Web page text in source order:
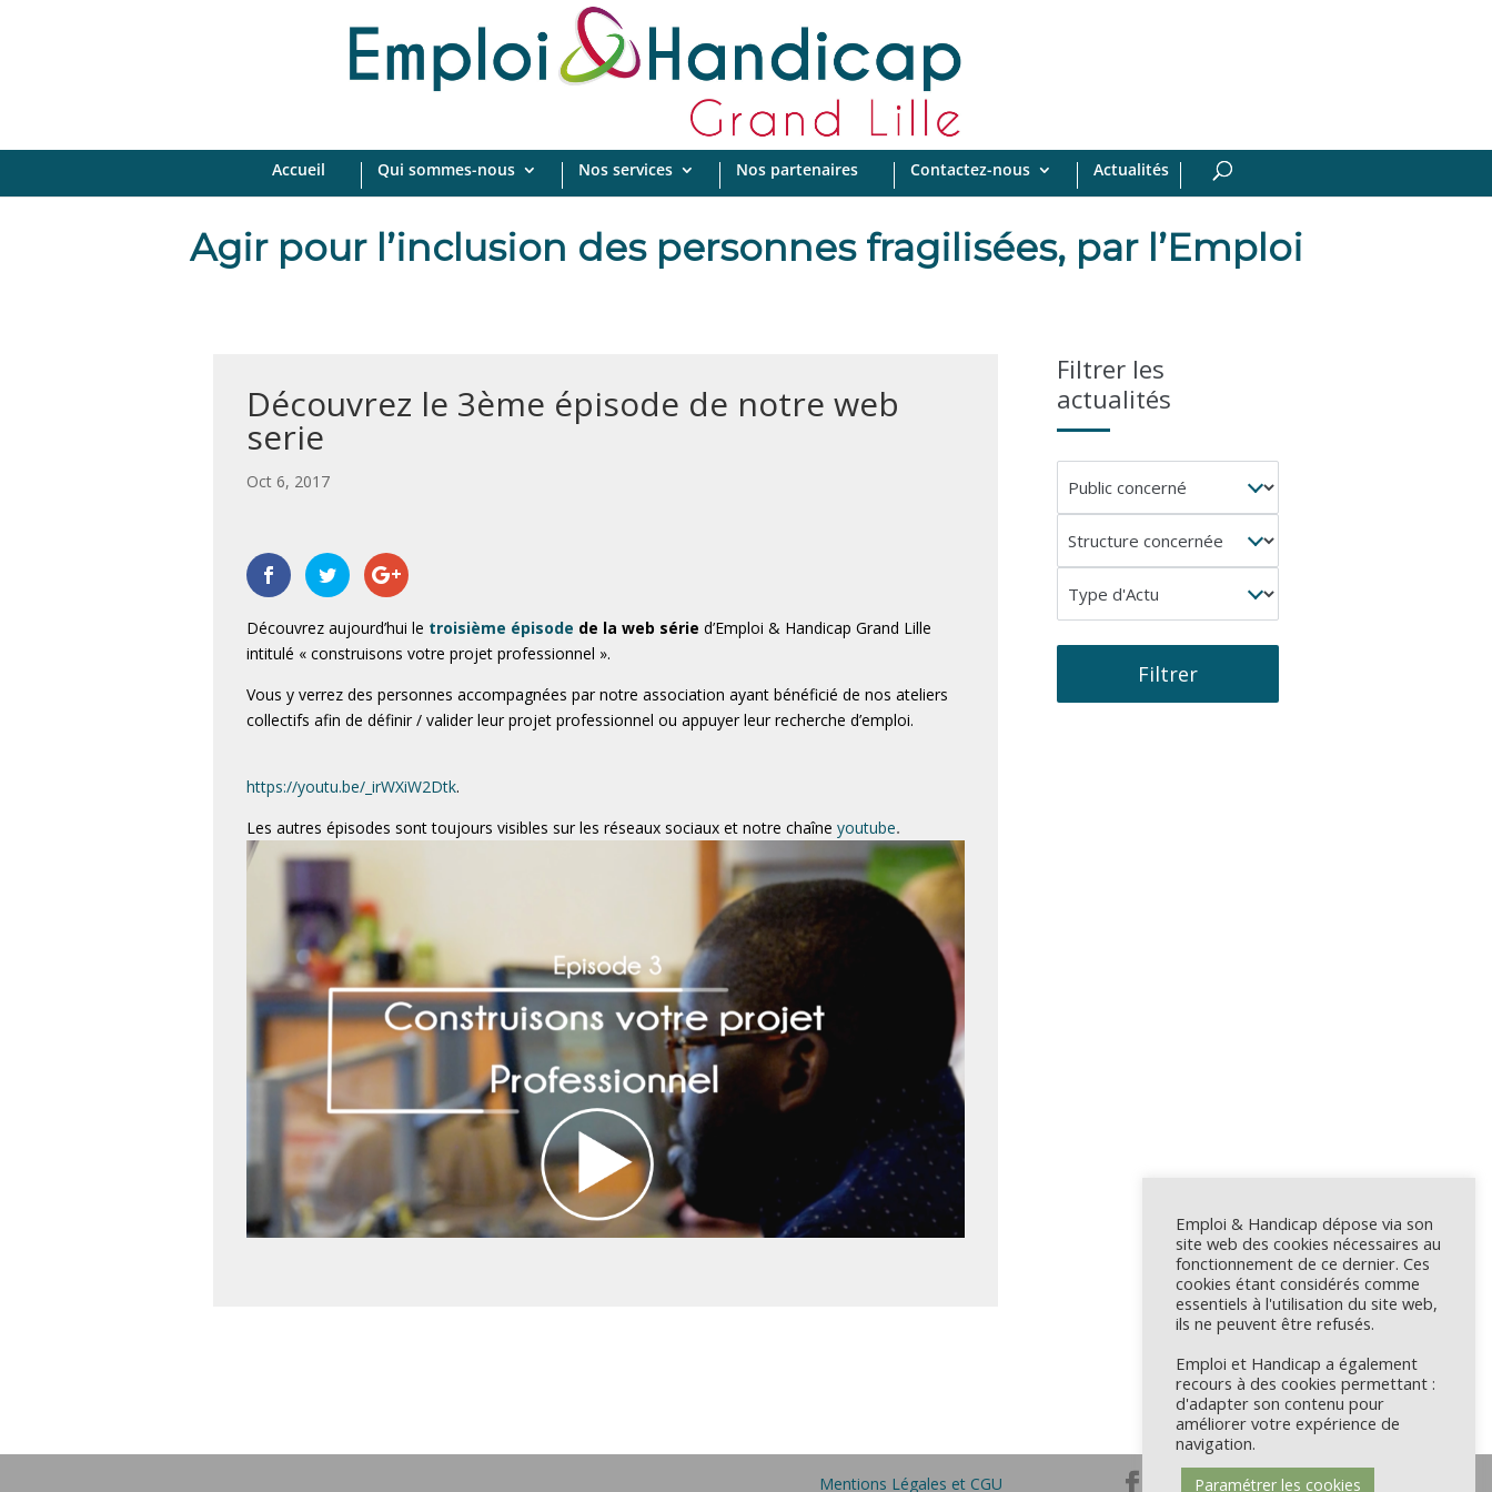
Accueil Qui sommes-nous Nos services Nos partenaires Contactez-nous Actualités
Agir pour l’inclusion des personnes fragilisées, par l’Emploi
Découvrez le 3ème épisode de notre web
serie
par |
Oct 6, 2017
Découvrez aujourd’hui le troisième épisode de la web série d’Emploi & Handicap Grand Lille
intitulé « construisons votre projet professionnel ».
Vous y verrez des personnes accompagnées par notre association ayant bénéficié de nos ateliers
collectifs afin de définir / valider leur projet professionnel ou appuyer leur recherche d’emploi.
https://youtu.be/_irWXiW2Dtk.
Les autres épisodes sont toujours visibles sur les réseaux sociaux et notre chaîne youtube.
Filtrer les
actualités
concerné
concernée
d'Actu
Filtrer
Mentions Légales et CGU
Emploi & Handicap dépose via son
site web des cookies nécessaires au
fonctionnement de ce dernier. Ces
cookies étant considérés comme
essentiels à l'utilisation du site web,
ils ne peuvent être refusés.
Emploi et Handicap a également
recours à des cookies permettant :
d'adapter son contenu pour
améliorer votre expérience de
navigation.
Paramétrer les cookies